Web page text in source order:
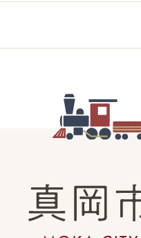
真
岡